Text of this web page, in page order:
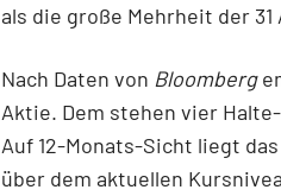
als die große Mehrheit der
Nach Daten von Bloomberg
Aktie. Dem stehen vier
Auf 12-Monats-Sicht liegt
über dem aktuellen